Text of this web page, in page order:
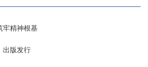
牢精神根基
出版发行